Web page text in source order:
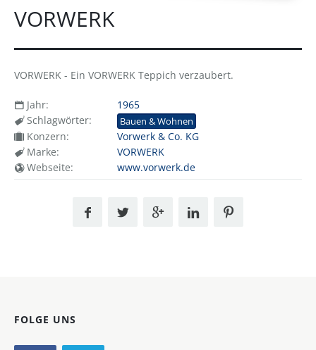
VORWERK
VORWERK - Ein VORWERK Teppich verzaubert.
Jahr:
1965
Schlagwörter:
Bauen & Wohnen
Konzern:
Vorwerk & Co. KG
Marke:
VORWERK
Webseite:
www.vorwerk.de
FOLGE UNS